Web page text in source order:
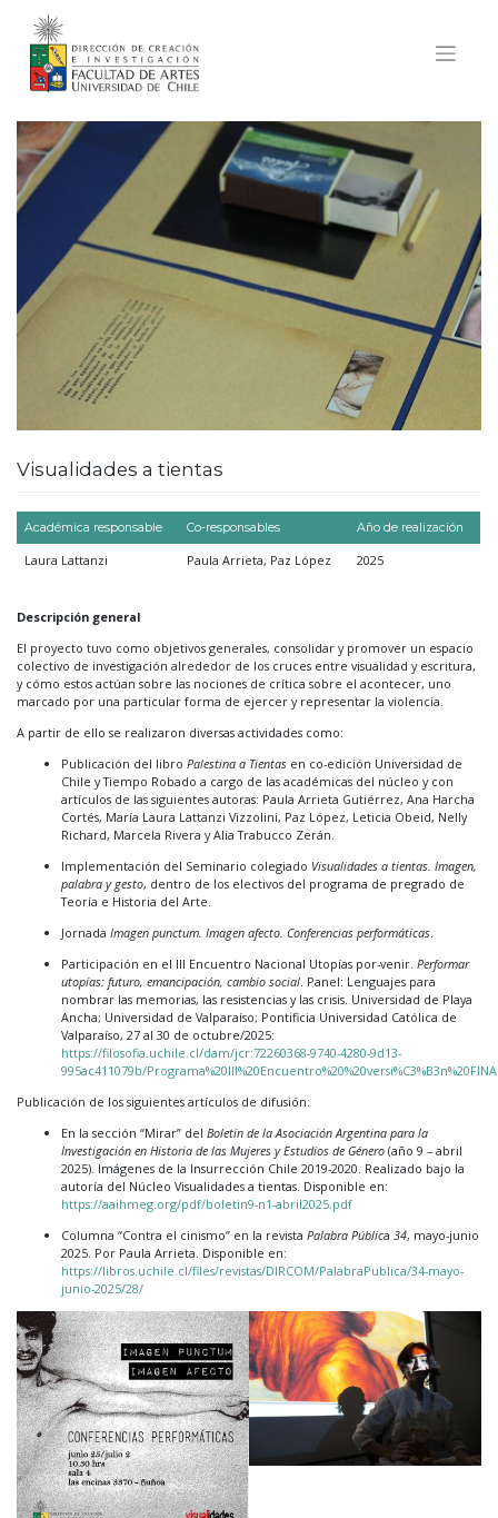
content
Visualidades a tientas
Académica responsable Co-responsables Año de realización
Laura Lattanzi Paula Arrieta, Paz López 2025
Descripción general
El proyecto tuvo como objetivos generales, consolidar y promover un espacio
colectivo de investigación alrededor de los cruces entre visualidad y escritura,
y cómo estos actúan sobre las nociones de crítica sobre el acontecer, uno
marcado por una particular forma de ejercer y representar la violencia.
A partir de ello se realizaron diversas actividades como:
Publicación del libro Palestina a Tientas en co-edición Universidad de
Chile y Tiempo Robado a cargo de las académicas del núcleo y con
artículos de las siguientes autoras: Paula Arrieta Gutiérrez, Ana Harcha
Cortés, María Laura Lattanzi Vizzolini, Paz López, Leticia Obeid, Nelly
Richard, Marcela Rivera y Alia Trabucco Zerán.
Implementación del Seminario colegiado Visualidades a tientas. Imagen,
palabra y gesto, dentro de los electivos del programa de pregrado de
Teoría e Historia del Arte.
Jornada Imagen punctum. Imagen afecto. Conferencias performáticas
Participación en el III Encuentro Nacional Utopías por-venir. Performar
utopías: futuro, emancipación, cambio social . Panel: Lenguajes para
nombrar las memorias, las resistencias y las crisis. Universidad de Playa
Ancha; Universidad de Valparaíso; Pontificia Universidad Católica de
Valparaíso, 27 al 30 de octubre/2025:
https://filosofia.uchile.cl/dam/jcr:72260368-9740-4280-9d13-
995ac411079b/
Publicación de los siguientes artículos de difusión:
En la sección “Mirar” del Boletín de la Asociación Argentina para la
Investigación en Historia de las Mujeres y Estudios de Género (año 9 – abril
2025). Imágenes de la Insurrección Chile 2019-2020. Realizado bajo la
autoría del Núcleo Visualidades a tientas. Disponible en:
https://aaihmeg.org/pdf/boletin9-n1-abril2025.pdf
Columna “Contra el cinismo” en la revista Palabra Pública 34, mayo-junio
2025. Por Paula Arrieta. Disponible en:
https://libros.uchile.cl/files/revistas/DIRCOM/PalabraPublica/34-mayo-
junio-2025/28/